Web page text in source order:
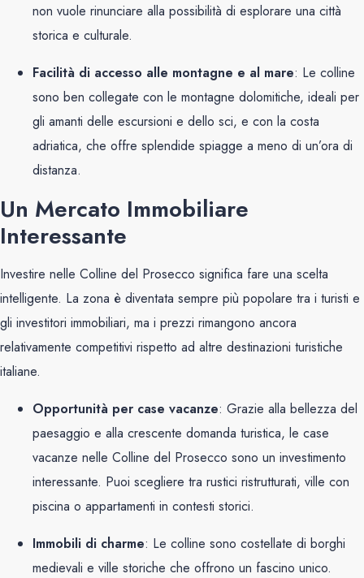
non vuole rinunciare alla possibilità di esplorare una città
storica e culturale.
Facilità di accesso alle montagne e al mare: Le colline
sono ben collegate con le montagne dolomitiche, ideali per
gli amanti delle escursioni e dello sci, e con la costa
adriatica, che offre splendide spiagge a meno di un’ora di
distanza.
Un Mercato Immobiliare
Interessante
Investire nelle Colline del Prosecco significa fare una scelta
intelligente. La zona è diventata sempre più popolare tra i turisti e
gli investitori immobiliari, ma i prezzi rimangono ancora
relativamente competitivi rispetto ad altre destinazioni turistiche
italiane.
Opportunità per case vacanze: Grazie alla bellezza del
paesaggio e alla crescente domanda turistica, le case
vacanze nelle Colline del Prosecco sono un investimento
interessante. Puoi scegliere tra rustici ristrutturati, ville con
piscina o appartamenti in contesti storici.
Immobili di charme: Le colline sono costellate di borghi
medievali e ville storiche che offrono un fascino unico.